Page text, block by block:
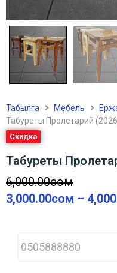
Табылга Мебель
Табуреты Пролетарий
Скидка
Табуреты
6,000.00сом
3,000.00сом –
h
o